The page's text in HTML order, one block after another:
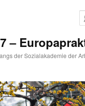
–
der Sozialakademie der